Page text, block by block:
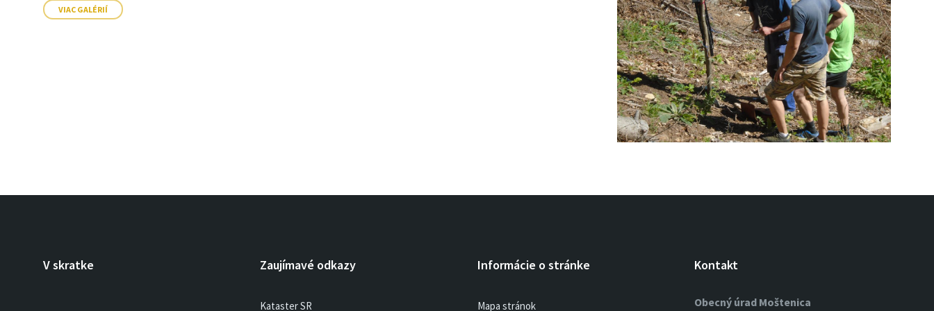
VIAC GALÉRIÍ
V skratke Zaujímavé odkazy
Kataster SR
Informácie o stránke
Mapa stránok
Kontakt
Obecný úrad Moštenica